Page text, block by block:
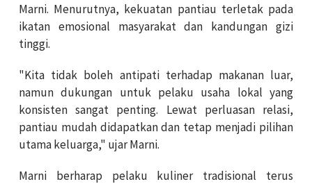
Marni. Menurutnya, kekuatan pantiau terletak pada
ikatan emosional masyarakat dan kandungan gizi
tinggi.
"Kita tidak boleh antipati terhadap makanan luar,
namun dukungan untuk pelaku usaha lokal yang
konsisten sangat penting. Lewat perluasan relasi,
pantiau mudah didapatkan dan tetap menjadi pilihan
utama keluarga," ujar Marni.
Marni berharap pelaku kuliner tradisional terus